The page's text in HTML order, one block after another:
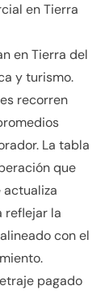
en Tierra
en Tierra del
y turismo.
recorren
La tabla
que
reflejar la
con el
pagado